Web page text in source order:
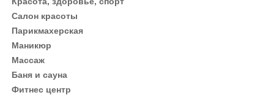
Салон красоты
Парикмахерская
Маникюр
Массаж
Баня и сауна
Фитнес центр